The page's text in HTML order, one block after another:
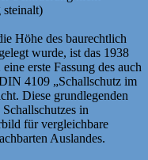
steinalt)
Höhe des baurechtlich
wurde, ist das 1938
erste Fassung des auch
4109 „Schallschutz im
Diese grundlegenden
in
für vergleichbare
Auslandes.